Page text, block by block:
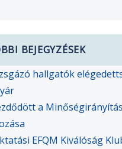
BEJEGYZÉSEK
hallgatók
a
EFQM Kiválóság